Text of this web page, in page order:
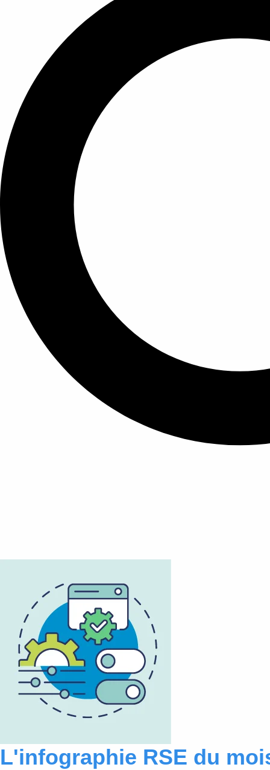
L'infographie RSE du